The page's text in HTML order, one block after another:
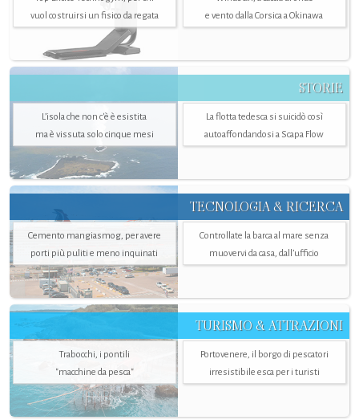
vuol costruirsi un fisico da regata
e vento dalla Corsica a Okinawa
STORIE
L’isola che non c'è è esistita
ma è vissuta solo cinque mesi
La flotta tedesca si suicidò così
autoaffondandosi a Scapa Flow
TECNOLOGIA & RICERCA
Cemento mangiasmog, per avere
porti più puliti e meno inquinati
Controllate la barca al mare senza
muovervi da casa, dall’ufficio
TURISMO & ATTRAZIONI
Trabocchi, i pontili
"macchine da pesca"
Portovenere, il borgo di pescatori
irresistibile esca per i turisti